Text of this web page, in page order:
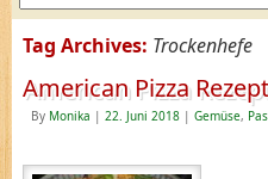
Tag Archives: Trockenhefe
American Pizza Rezept
By Monika | 22. Juni 2018 | Gemüse,